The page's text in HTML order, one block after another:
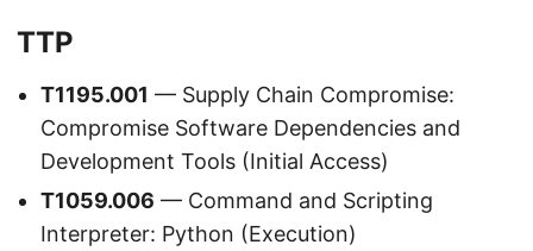
TTP
T1195.001 — Supply Chain Compromise:
Compromise Software Dependencies and
Development Tools (Initial Access)
T1059.006 — Command and Scripting
Interpreter: Python (Execution)